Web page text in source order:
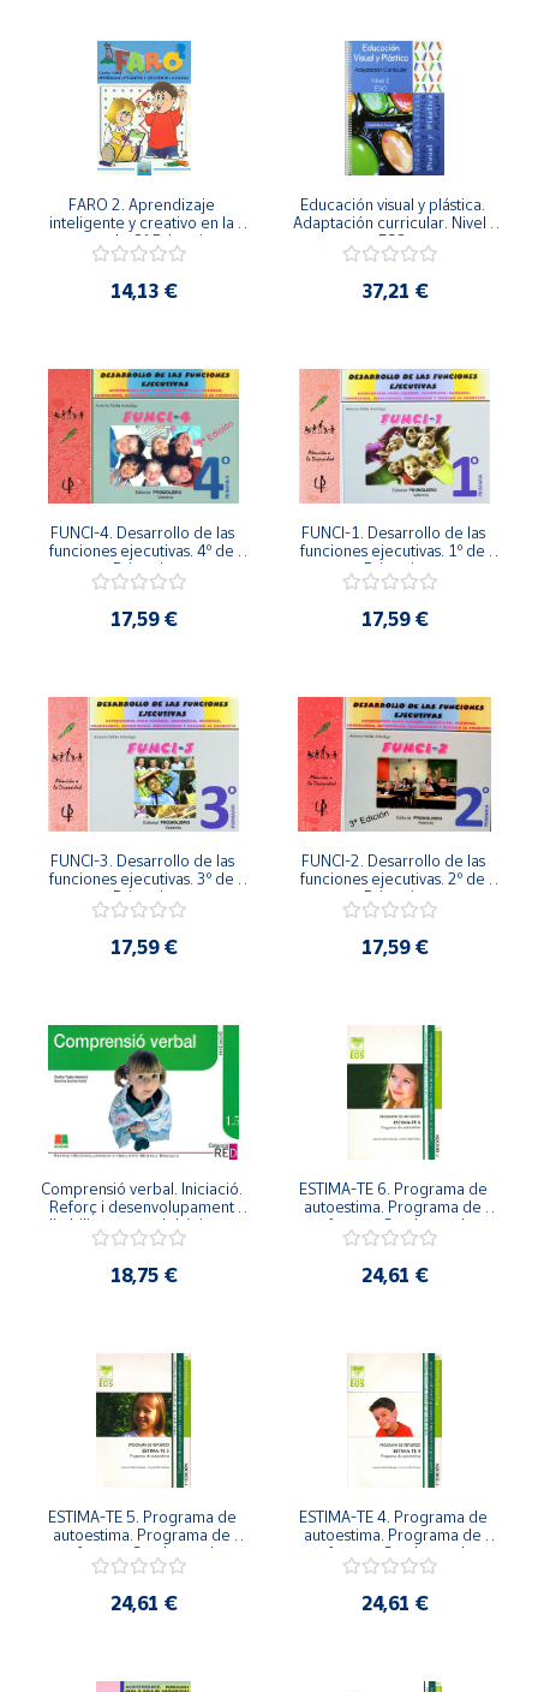
cliente
Baleares
Canarias,
Ceuta y
Melilla
FARO 2. Aprendizaje
inteligente y creativo en la
escuela. 2º Primaria.
14,13 €
Educación visual y plástica.
Adaptación curricular. Nivel I
ESO.
37,21 €
FUNCI-4. Desarrollo de las
funciones ejecutivas. 4º de
Primaria.
17,59 €
FUNCI-1. Desarrollo de las
funciones ejecutivas. 1º de
Primaria.
17,59 €
FUNCI-3. Desarrollo de las
funciones ejecutivas. 3º de
Primaria.
17,59 €
FUNCI-2. Desarrollo de las
funciones ejecutivas. 2º de
Primaria.
17,59 €
Comprensió verbal. Iniciació.
Reforç i desenvolupament
dhabilitats mentals bàsiques.
1.5.
18,75 €
ESTIMA-TE 6. Programa de
autoestima. Programa de
refuerzo. Cuaderno de
recuperación y refuerzo de
24,61 €
ESTIMA-TE 5. Programa de
autoestima. Programa de
refuerzo. Cuaderno de
recuperación y refuerzo de
24,61 €
ESTIMA-TE 4. Programa de
autoestima. Programa de
refuerzo. Cuaderno de
recuperación y refuerzo de
24,61 €